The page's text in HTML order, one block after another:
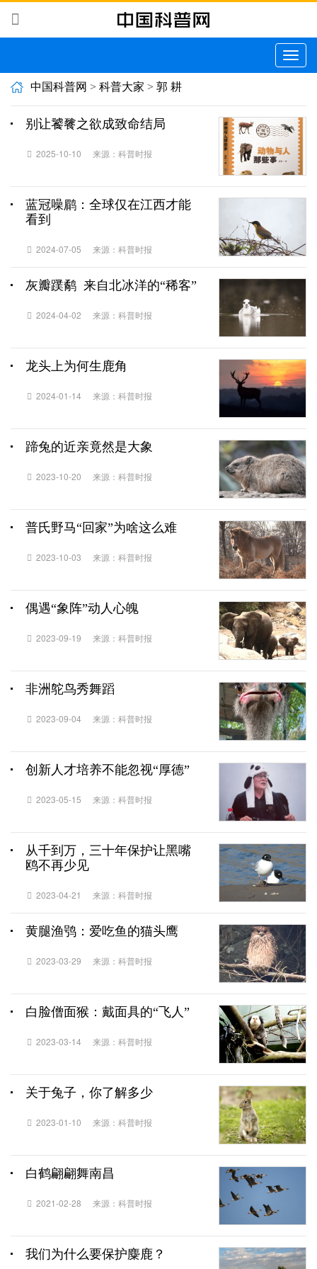
切
换
中国科普网 > 科普大家 > 郭 耕
别让饕餮之欲成致命结局
2025-10-10 来源：科普时报
蓝冠噪鹛：全球仅在江西才能
看到
2024-07-05 来源：科普时报
灰瓣蹼鹬 来自北冰洋的“稀客”
2024-04-02 来源：科普时报
龙头上为何生鹿角
2024-01-14 来源：科普时报
蹄兔的近亲竟然是大象
2023-10-20 来源：科普时报
普氏野马“回家”为啥这么难
2023-10-03 来源：科普时报
偶遇“象阵”动人心魄
2023-09-19 来源：科普时报
非洲鸵鸟秀舞蹈
2023-09-04 来源：科普时报
创新人才培养不能忽视“厚德”
2023-05-15 来源：科普时报
从千到万，三十年保护让黑嘴
鸥不再少见
2023-04-21 来源：科普时报
黄腿渔鸮：爱吃鱼的猫头鹰
2023-03-29 来源：科普时报
白脸僧面猴：戴面具的“飞人”
2023-03-14 来源：科普时报
关于兔子，你了解多少
2023-01-10 来源：科普时报
白鹤翩翩舞南昌
2021-02-28 来源：科普时报
我们为什么要保护麋鹿？